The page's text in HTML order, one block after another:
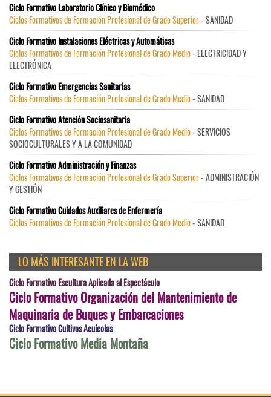
Ciclo Formativo Laboratorio Clínico y Biomédico
Ciclos Formativos de Formación Profesional de Grado Superior- SANIDAD
Ciclo Formativo Instalaciones Eléctricas y Automáticas
Ciclos Formativos de Formación Profesional de Grado Medio- ELECTRICIDAD Y
ELECTRÓNICA
Ciclo Formativo Emergencias Sanitarias
Ciclos Formativos de Formación Profesional de Grado Medio- SANIDAD
Ciclo Formativo Atención Sociosanitaria
Ciclos Formativos de Formación Profesional de Grado Medio- SERVICIOS
SOCIOCULTURALES Y A LA COMUNIDAD
Ciclo Formativo Administración y Finanzas
Ciclos Formativos de Formación Profesional de Grado Superior- ADMINISTRACIÓN
Y GESTIÓN
Ciclo Formativo Cuidados Auxiliares de Enfermería
Ciclos Formativos de Formación Profesional de Grado Medio- SANIDAD
LO MÁS INTERESANTE EN LA WEB
Ciclo Formativo Escultura Aplicada al Espectáculo
Ciclo Formativo Organización del Mantenimiento de
Maquinaria de Buques y Embarcaciones
Ciclo Formativo Cultivos Acuícolas
Ciclo Formativo Media Montaña